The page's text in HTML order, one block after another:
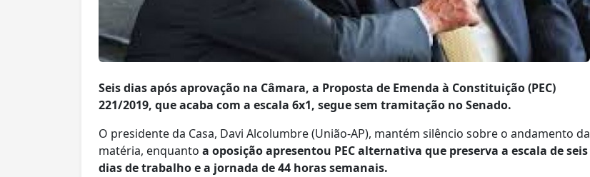
Seis dias após aprovação na Câmara, a Proposta de Emenda à Constituição (PEC)
221/2019, que acaba com a escala 6x1, segue sem tramitação no Senado.
O presidente da Casa, Davi Alcolumbre (União-AP), mantém silêncio sobre o andamento da
matéria, enquanto a oposição apresentou PEC alternativa que preserva a escala de seis
dias de trabalho e a jornada de 44 horas semanais.